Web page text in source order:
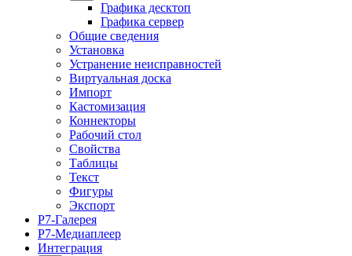
Графика десктоп
Графика сервер
Общие сведения
Установка
Устранение неисправностей
Виртуальная доска
Импорт
Кастомизация
Коннекторы
Рабочий стол
Свойства
Таблицы
Текст
Фигуры
Экспорт
Р7-Галерея
Р7-Медиаплеер
Интеграция